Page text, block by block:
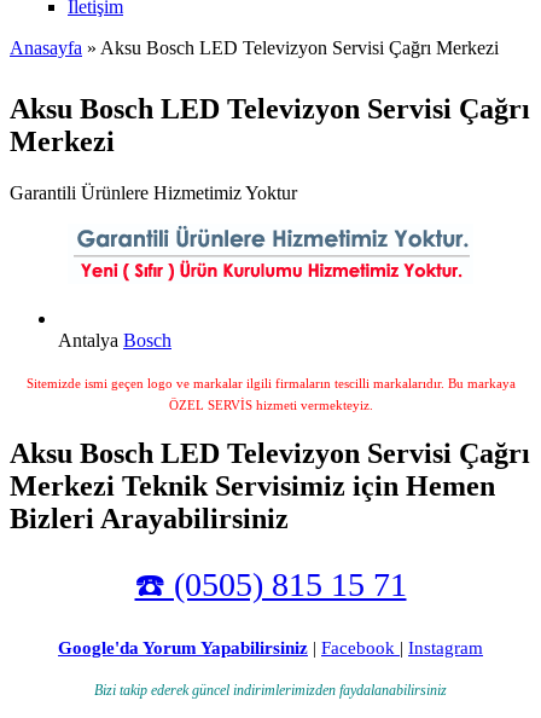
İletişim
Anasayfa » Aksu Bosch LED Televizyon Servisi Çağrı Merkezi
Aksu Bosch LED Televizyon Servisi Çağrı
Merkezi
Garantili Ürünlere Hizmetimiz Yoktur
Antalya Bosch
Sitemizde ismi geçen logo ve markalar ilgili firmaların tescilli markalarıdır. Bu markaya
ÖZEL SERVİS hizmeti vermekteyiz.
Aksu Bosch LED Televizyon Servisi Çağrı
Merkezi Teknik Servisimiz için Hemen
Bizleri Arayabilirsiniz
☎️ (0505) 815 15 71
Google'da Yorum Yapabilirsiniz | Facebook | Instagram
Bizi takip ederek güncel indirimlerimizden faydalanabilirsiniz